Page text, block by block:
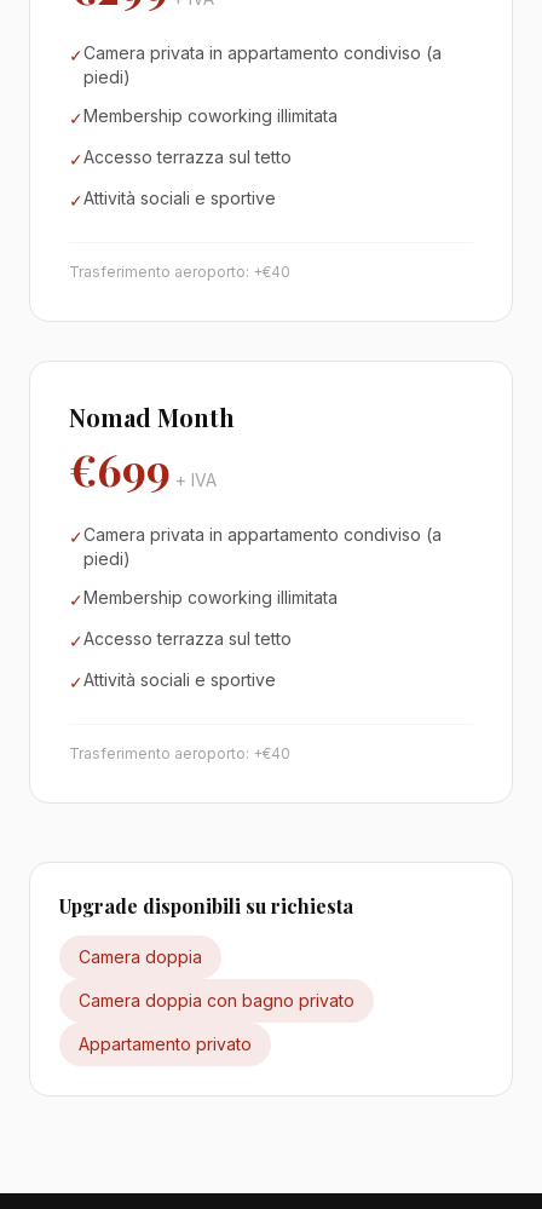
✓Camera privata in appartamento condiviso (a
piedi)
✓Membership coworking illimitata
✓Accesso terrazza sul tetto
✓Attività sociali e sportive
Trasferimento aeroporto: +€40
Nomad Month
€699 + IVA
✓Camera privata in appartamento condiviso (a
piedi)
✓Membership coworking illimitata
✓Accesso terrazza sul tetto
✓Attività sociali e sportive
Trasferimento aeroporto: +€40
Upgrade disponibili su richiesta
Camera doppia
Camera doppia con bagno privato
Appartamento privato